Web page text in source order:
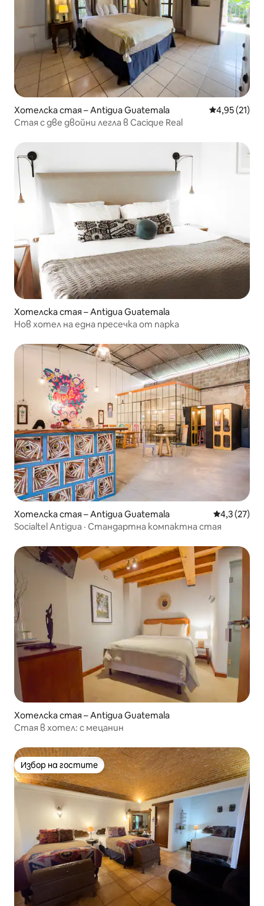
Хотелска стая – Antigua Guatemala Средна
4,95 (21)
Стая с две двойни легла в Cacique Real
Хотелска стая – Antigua Guatemala
Нов хотел на една пресечка от парка
Хотелска стая – Antigua Guatemala Средна
4,3 (27)
Socialtel Antigua · Стандартна компактна стая
Хотелска стая – Antigua Guatemala
Стая в хотел: с мецанин
Избор на гостите
Избор на гостите